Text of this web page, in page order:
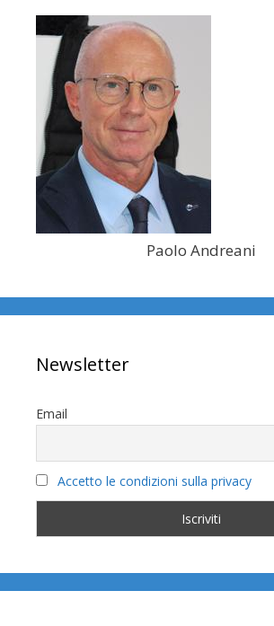
Paolo Andreani
Newsletter
Email
Accetto le condizioni sulla privacy